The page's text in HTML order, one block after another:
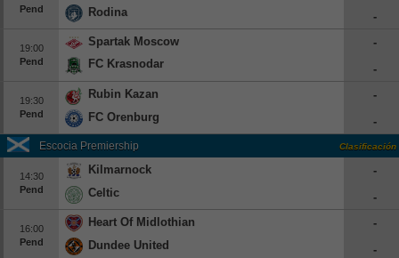
Pend
Rodina
-
19:00
Pend
Spartak Moscow
FC Krasnodar
-
-
19:30
Pend
Rubin Kazan
FC Orenburg
-
-
Escocia Premiership Clasificación
14:30
Pend
Kilmarnock
Celtic
-
-
16:00
Pend
Heart Of Midlothian
Dundee United
-
-